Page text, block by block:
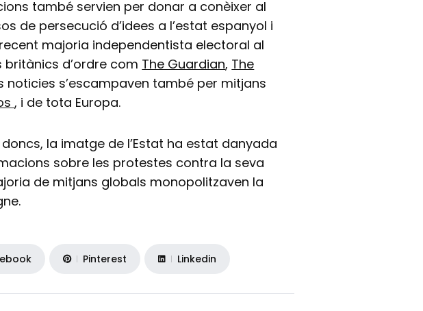
també servien per donar a conèixer al
de persecució d’idees a l’estat espanyol i
majoria independentista electoral al
britànics d’ordre com The Guardian, The
noticies s’escampaven també per mitjans
, i de tota Europa.
la imatge de l’Estat ha estat danyada
sobre les protestes contra la seva
de mitjans globals monopolitzaven la
Pinterest Linkedin